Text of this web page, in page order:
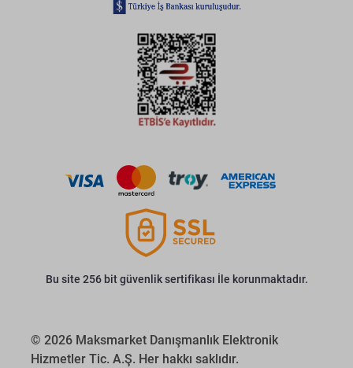
Bu site 256 bit güvenlik sertifikası İle korunmaktadır.
© 2026 Maksmarket Danışmanlık Elektronik
Hizmetler Tic. A.Ş. Her hakkı saklıdır.